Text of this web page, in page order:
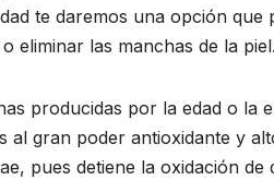
te daremos una opción que
eliminar las manchas de la piel.
producidas por la edad o la
al gran poder antioxidante y
pues detiene la oxidación